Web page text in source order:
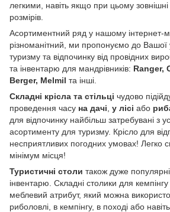
легкими, навіть якщо при цьому
розмірів.
Асортиментний ряд у нашому інтернет-
різноманітний, ми пропонуємо до Вашої
туризму та відпочинку від провідних
та інвентарю для мандрівників: Ranger,
Berger, Melmil та інші.
Складні крісла та стільці чудово
проведення часу на дачі, у лісі або
для відпочинку найбільш затребувані з
асортименту для туризму. Крісло для
несприятливих погодних умовах! Легко
мінімум місця!
Туристичні столи також дуже
інвентарю. Складні столики для
меблевий атрибут, який можна
риболовлі, в кемпінгу, в поході або